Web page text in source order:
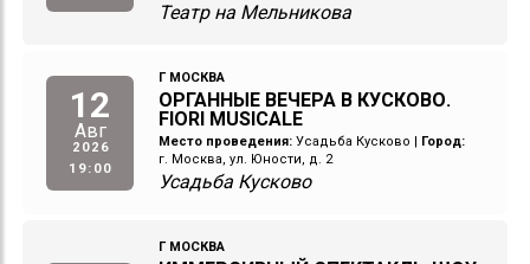
Театр на Мельникова
12
Авг
2026
19:00
Г МОСКВА
ОРГАННЫЕ ВЕЧЕРА В КУСКОВО.
FIORI MUSICALE
Место проведения: Усадьба Кусково
Город:
г. Москва, ул. Юности, д. 2
Усадьба Кусково
Г МОСКВА